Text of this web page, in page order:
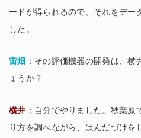
ードが得られるので、それをデー
した。
宙畑 ：その評価機器の開発は、
ょうか？
横井 ：自分でやりました。秋葉
り方を調べながら、はんだづけを